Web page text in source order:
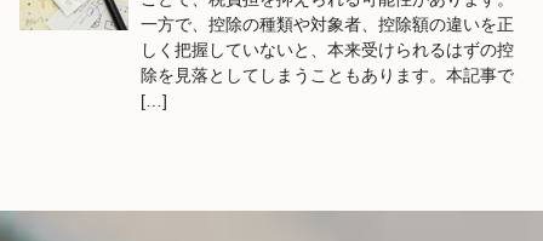
一方で、控除の種類や対象者、控除額の違いを正
しく把握していないと、本来受けられるはずの控
除を見落としてしまうこともあります。本記事で
[…]